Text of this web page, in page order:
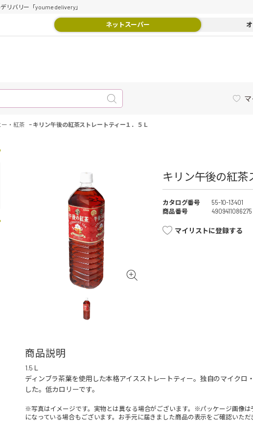
リバリー「youme delivery」
ネットスーパー
ー・紅茶 - キリン午後の紅茶ストレートティー１．５Ｌ
キリン午後の紅茶
カタログ番号
55-10-13401
商品番号
4909411086275
マイリストに登録する
商品説明
1.5Ｌ
ディンブラ茶葉を使用した本格アイスストレートティー。独自のマイク
した。低カロリーです。
※写真はイメージです。実物とは異なる場合がございます。※パッケージ画像
になっている場合もございます。お手元に届きました商品の表示をご確認いただ